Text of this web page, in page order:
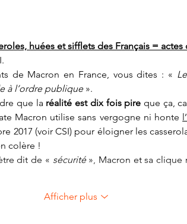
huées et sifflets des Français =
de Macron en France, vous dites : «
à l’ordre publique ».
que la réalité est dix fois pire que ça,
Macron utilise sans vergogne ni honte
2017 (voir CSI) pour éloigner les
colère !
dit de « sécurité », Macron et sa clique
Afficher plus